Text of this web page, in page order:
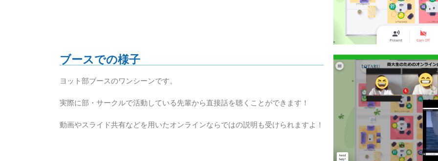
ブースでの様子
ヨット部ブースのワンシーンです。
実際に部・サークルで活動している先輩から直接話を聴くことができます！
動画やスライド共有などを用いたオンラインならではの説明も受けられますよ！